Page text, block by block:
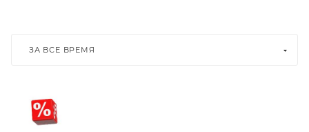
ЗА ВСЕ ВРЕМЯ